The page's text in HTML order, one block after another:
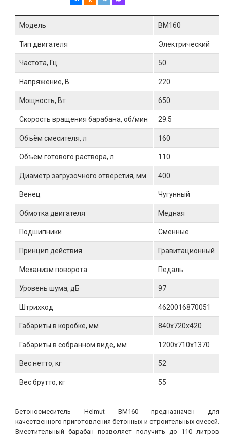
Модель BM160
Тип двигателя Электрический
Частота, Гц 50
Напряжение, В 220
Мощность, Вт 650
Скорость вращения барабана, об/мин 29.5
Объём смесителя, л 160
Объём готового раствора, л 110
Диаметр загрузочного отверстия, мм 400
Венец Чугунный
Обмотка двигателя Медная
Подшипники Сменные
Принцип действия Гравитационный
Механизм поворота Педаль
Уровень шума, дБ 97
Штрихкод 4620016870051
Габариты в коробке, мм 840x720x420
Габариты в собранном виде, мм 1200х710х1370
Вес нетто, кг 52
Вес брутто, кг 55
Бетоносмеситель Helmut BM160 предназначен для
качественного приготовления бетонных и строительных смесей.
Вместительный барабан позволяет получить до 110 литров